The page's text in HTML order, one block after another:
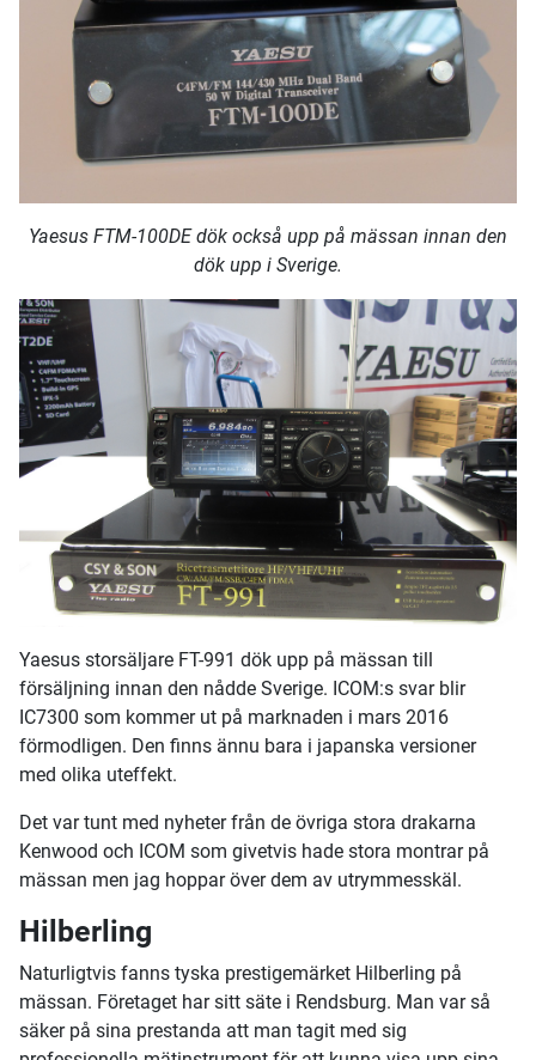
Yaesus FTM-100DE dök också upp på mässan innan den
dök upp i Sverige.
Yaesus storsäljare FT-991 dök upp på mässan till
försäljning innan den nådde Sverige. ICOM:s svar blir
IC7300 som kommer ut på marknaden i mars 2016
förmodligen. Den finns ännu bara i japanska versioner
med olika uteffekt.
Det var tunt med nyheter från de övriga stora drakarna
Kenwood och ICOM som givetvis hade stora montrar på
mässan men jag hoppar över dem av utrymmesskäl.
Hilberling
Naturligtvis fanns tyska prestigemärket Hilberling på
mässan. Företaget har sitt säte i Rendsburg. Man var så
säker på sina prestanda att man tagit med sig